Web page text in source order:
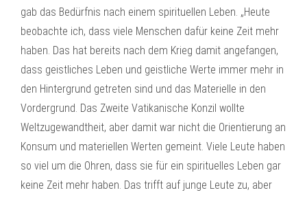
gab das Bedürfnis nach einem spirituellen Leben. „Heute
beobachte ich, dass viele Menschen dafür keine Zeit mehr
haben. Das hat bereits nach dem Krieg damit angefangen,
dass geistliches Leben und geistliche Werte immer mehr in
den Hintergrund getreten sind und das Materielle in den
Vordergrund. Das Zweite Vatikanische Konzil wollte
Weltzugewandtheit, aber damit war nicht die Orientierung an
Konsum und materiellen Werten gemeint. Viele Leute haben
so viel um die Ohren, dass sie für ein spirituelles Leben gar
keine Zeit mehr haben. Das trifft auf junge Leute zu, aber